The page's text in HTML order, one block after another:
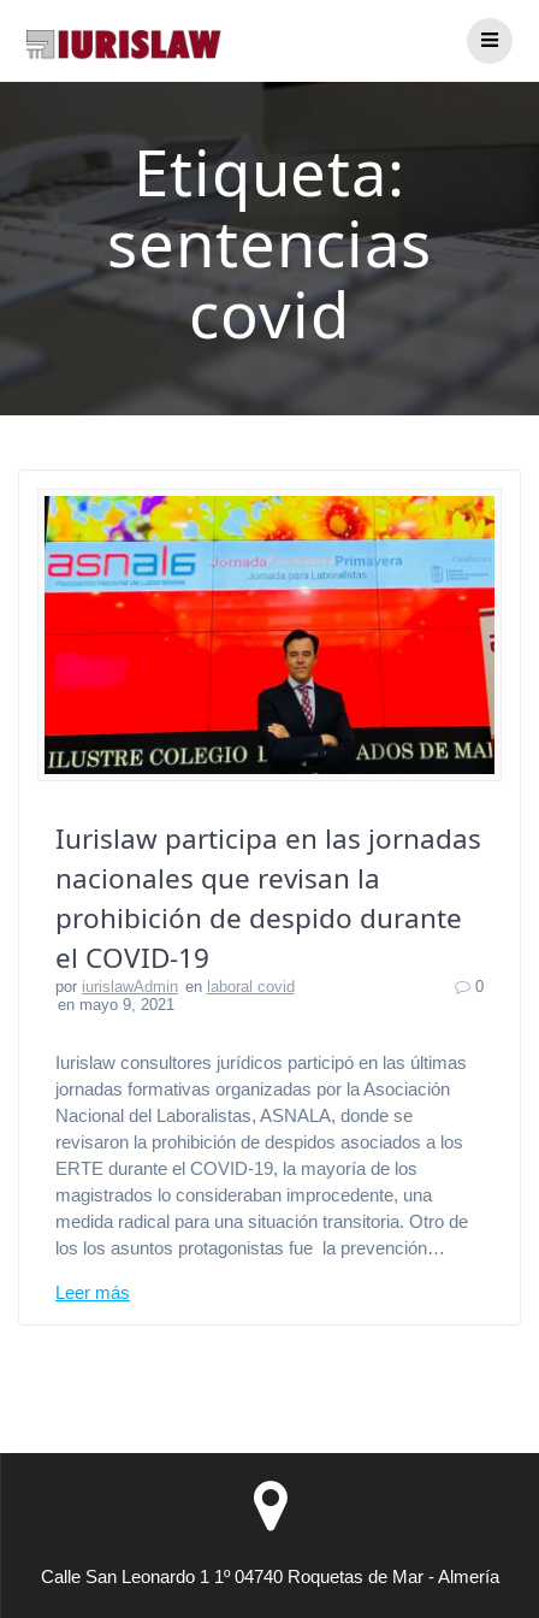
Etiqueta:
sentencias
covid
Iurislaw participa en las jornadas
nacionales que revisan la
prohibición de despido durante
el COVID-19
por iurislawAdmin en laboral covid
en mayo 9, 2021
0
Iurislaw consultores jurídicos participó en las últimas
jornadas formativas organizadas por la Asociación
Nacional del Laboralistas, ASNALA, donde se
revisaron la prohibición de despidos asociados a los
ERTE durante el COVID-19, la mayoría de los
magistrados lo consideraban improcedente, una
medida radical para una situación transitoria. Otro de
los los asuntos protagonistas fue la prevención…
Leer más
Calle San Leonardo 1 1º 04740 Roquetas de Mar - Almería